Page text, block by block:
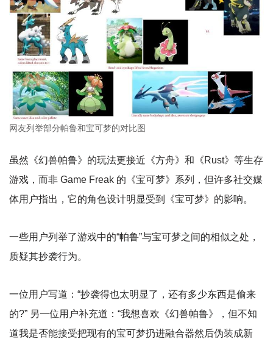
网友列举部分帕鲁和宝可梦的对比图
虽然《幻兽帕鲁》的玩法更接近《方舟》和《Rust》等生存
游戏，而非 Game Freak 的《宝可梦》系列，但许多社交媒
体用户指出，它的角色设计明显受到《宝可梦》的影响。
一些用户列举了游戏中的“帕鲁”与宝可梦之间的相似之处，
质疑其抄袭行为。
一位用户写道：“抄袭得也太明显了，还有多少东西是偷来
的?” 另一位用户补充道：“我想喜欢《幻兽帕鲁》，但不知
道我是否能接受把现有的宝可梦扔进融合器然后伪装成新